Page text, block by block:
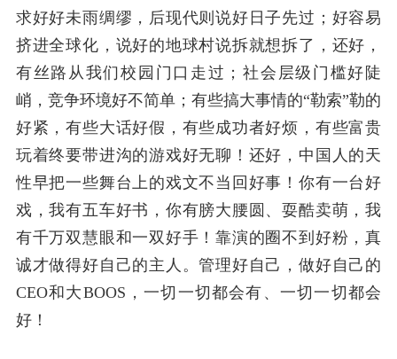
求好好未雨绸缪，后现代则说好日子先过；好容易
挤进全球化，说好的地球村说拆就想拆了，还好，
有丝路从我们校园门口走过；社会层级门槛好陡
峭，竞争环境好不简单；有些搞大事情的“勒索”勒的
好紧，有些大话好假，有些成功者好烦，有些富贵
玩着终要带进沟的游戏好无聊！还好，中国人的天
性早把一些舞台上的戏文不当回好事！你有一台好
戏，我有五车好书，你有膀大腰圆、耍酷卖萌，我
有千万双慧眼和一双好手！靠演的圈不到好粉，真
诚才做得好自己的主人。管理好自己，做好自己的
CEO和大BOOS，一切一切都会有、一切一切都会
好！